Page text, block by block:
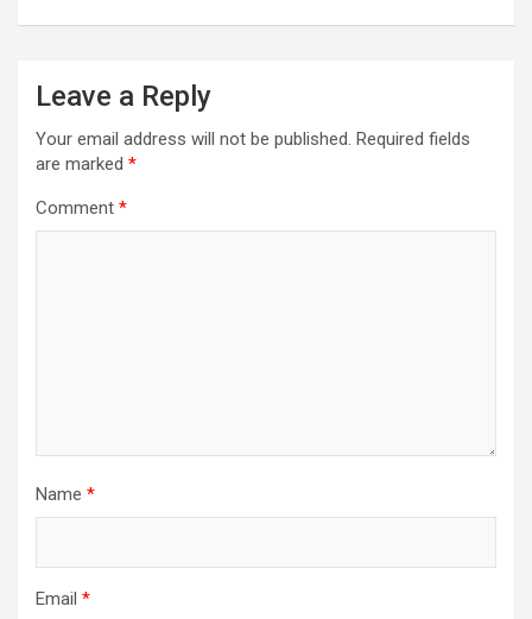
Leave a Reply
Your email address will not be published. Required fields
are marked *
Comment *
Name *
Email *